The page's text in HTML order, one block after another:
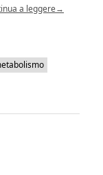
a leggere→